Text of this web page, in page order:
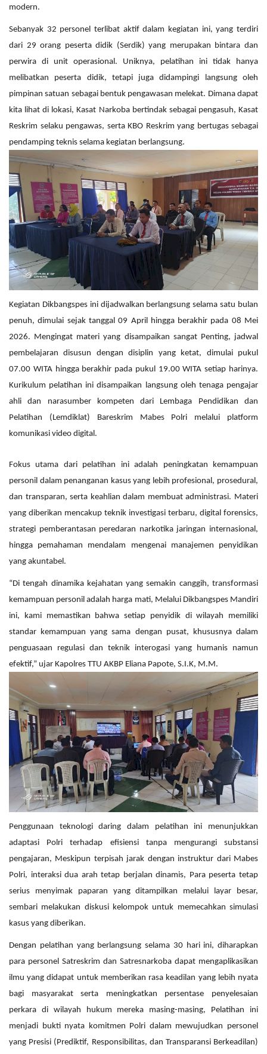
modern.
Sebanyak 32 personel terlibat aktif dalam kegiatan ini, yang terdiri
dari 29 orang peserta didik (Serdik) yang merupakan bintara dan
perwira di unit operasional. Uniknya, pelatihan ini tidak hanya
melibatkan peserta didik, tetapi juga didampingi langsung oleh
pimpinan satuan sebagai bentuk pengawasan melekat. Dimana dapat
kita lihat di lokasi, Kasat Narkoba bertindak sebagai pengasuh, Kasat
Reskrim selaku pengawas, serta KBO Reskrim yang bertugas sebagai
pendamping teknis selama kegiatan berlangsung.
Kegiatan Dikbangspes ini dijadwalkan berlangsung selama satu bulan
penuh, dimulai sejak tanggal 09 April hingga berakhir pada 08 Mei
2026. Mengingat materi yang disampaikan sangat Penting, jadwal
pembelajaran disusun dengan disiplin yang ketat, dimulai pukul
07.00 WITA hingga berakhir pada pukul 19.00 WITA setiap harinya.
Kurikulum pelatihan ini disampaikan langsung oleh tenaga pengajar
ahli dan narasumber kompeten dari Lembaga Pendidikan dan
Pelatihan (Lemdiklat) Bareskrim Mabes Polri melalui platform
komunikasi video digital.
Fokus utama dari pelatihan ini adalah peningkatan kemampuan
personil dalam penanganan kasus yang lebih profesional, prosedural,
dan transparan, serta keahlian dalam membuat administrasi. Materi
yang diberikan mencakup teknik investigasi terbaru, digital forensics,
strategi pemberantasan peredaran narkotika jaringan internasional,
hingga pemahaman mendalam mengenai manajemen penyidikan
yang akuntabel.
“Di tengah dinamika kejahatan yang semakin canggih, transformasi
kemampuan personil adalah harga mati, Melalui Dikbangspes Mandiri
ini, kami memastikan bahwa setiap penyidik di wilayah memiliki
standar kemampuan yang sama dengan pusat, khususnya dalam
penguasaan regulasi dan teknik interogasi yang humanis namun
efektif,” ujar Kapolres TTU AKBP Eliana Papote, S.I.K, M.M.
Penggunaan teknologi daring dalam pelatihan ini menunjukkan
adaptasi Polri terhadap efisiensi tanpa mengurangi substansi
pengajaran, Meskipun terpisah jarak dengan instruktur dari Mabes
Polri, interaksi dua arah tetap berjalan dinamis, Para peserta tetap
serius menyimak paparan yang ditampilkan melalui layar besar,
sembari melakukan diskusi kelompok untuk memecahkan simulasi
kasus yang diberikan.
Dengan pelatihan yang berlangsung selama 30 hari ini, diharapkan
para personel Satreskrim dan Satresnarkoba dapat mengaplikasikan
ilmu yang didapat untuk memberikan rasa keadilan yang lebih nyata
bagi masyarakat serta meningkatkan persentase penyelesaian
perkara di wilayah hukum mereka masing-masing, Pelatihan ini
menjadi bukti nyata komitmen Polri dalam mewujudkan personel
yang Presisi (Prediktif, Responsibilitas, dan Transparansi Berkeadilan)